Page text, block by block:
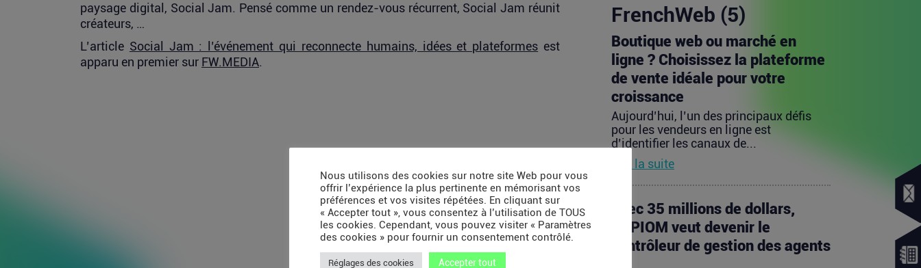
paysage digital, Social Jam. Pensé comme un rendez-vous récurrent, Social Jam réunit
créateurs, …
L’article Social Jam : l’événement qui reconnecte humains, idées et plateformes est
apparu en premier sur FW.MEDIA.
FrenchWeb (5)
Boutique web ou marché en
ligne ? Choisissez la plateforme
de vente idéale pour votre
croissance
Aujourd’hui, l’un des principaux défis
pour les vendeurs en ligne est
d’identifier les canaux de...
Lire la suite
Avec 35 millions de dollars,
SAPIOM veut devenir le
contrôleur de gestion des agents
Nous utilisons des cookies sur notre site Web pour vous
offrir l’expérience la plus pertinente en mémorisant vos
préférences et vos visites répétées. En cliquant sur
« Accepter tout », vous consentez à l’utilisation de TOUS
les cookies. Cependant, vous pouvez visiter « Paramètres
des cookies » pour fournir un consentement contrôlé.
Réglages des cookies Accepter tout